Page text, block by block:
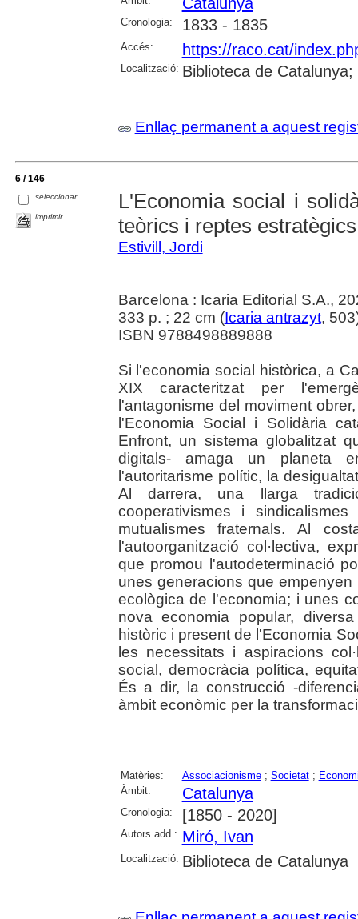
Cronologia: 1833 - 1835
Accés: https://raco.cat/
Localització: Biblioteca de
Enllaç permanent a aquest
6 / 146
seleccionar
imprimir
L'Economia social i
teòrics i reptes estratègics
Estivill, Jordi
Barcelona : Icaria Editorial S.A.,
333 p. ; 22 cm (Icaria antrazyt,
ISBN 9788498889888
Si l'economia social històrica, a
XIX caracteritzat per
l'antagonisme del moviment
l'Economia Social i Solidària
Enfront, un sistema globalitzat
digitals- amaga un planeta
l'autoritarisme polític, la
Al darrera, una llarga
cooperativismes i
mutualismes fraternals. Al
l'autoorganització col·lectiva,
que promou l'autodeterminació
unes generacions que
ecològica de l'economia; i unes
nova economia popular,
històric i present de l'Economia
les necessitats i aspiracions
social, democràcia política,
És a dir, la construcció -
àmbit econòmic per la
Matèries: Associacionisme; Societat;
Àmbit:
Catalunya
Cronologia: [1850 - 2020]
Autors add.: Miró, Ivan
Localització: Biblioteca de Catalunya